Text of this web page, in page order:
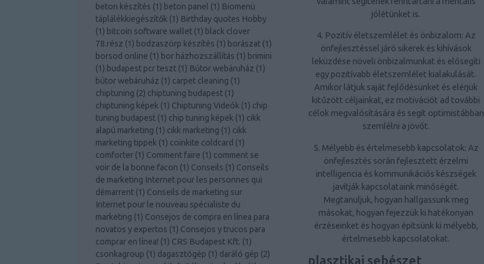
beton készítés (1) beton panel (1) Biomenü
táplálékkiegészítők (1) Birthday quotes Hobby
(1) bitcoin software wallet (1) black clover
78.rész (1) bodzaszörp készítés (1) borászat (1)
borsod online (1) bor házhozszállítás (1) brimini
(1) budapest pcr teszt (1) Bútor webáruház (1)
bútor webáruház (1) carpet cleaning (1)
chiptuning (2) chiptuning budapest (1)
chiptuning képek (1) Chiptuning Videók (1) chip
tuning budapest (1) chip tuning képek (1) cikk
alapú marketing (1) cikk marketing (1) cikk
marketing tippek (1) coinkite coldcard (1)
comforter (1) Comment faire (1) comment se
voir de la bonne facon (1) Conseils (1) Conseils
de marketing Internet pour les personnes qui
démarrent (1) Conseils de marketing sur
Internet pour le nouveau spécialiste du
marketing (1) Consejos de compra en línea para
novatos y expertos (1) Consejos y trucos para
comprar en línea! (1) CRS Budapest Kft. (1)
csonkagroup (1) dagasztógép (1) daráló gép (2)
jólétünket is.
4. Pozitív életszemlélet és önbizalom: Az
önfejlesztéssel járó sikerek és kihívások
leküzdése növeli önbizalmunkat és elősegíti
egy pozitívabb életszemlélet kialakulását.
Amikor látjuk saját fejlődésünket és elérjük
kitűzött céljainkat, ez motivációt ad további
célok megvalósítására és segít optimistábban
szemlélni a jövőt.
5. Mélyebb és értelmesebb kapcsolatok: Az
önfejlesztés során fejlesztett érzelmi
intelligencia és kommunikációs készségek
javítják kapcsolataink minőségét.
Megtanuljuk, hogyan hallgassunk meg
másokat, hogyan fejezzük ki hatékonyan
érzéseinket és hogyan építsünk ki mélyebb,
értelmesebb kapcsolatokat.
plasztikai sebészet